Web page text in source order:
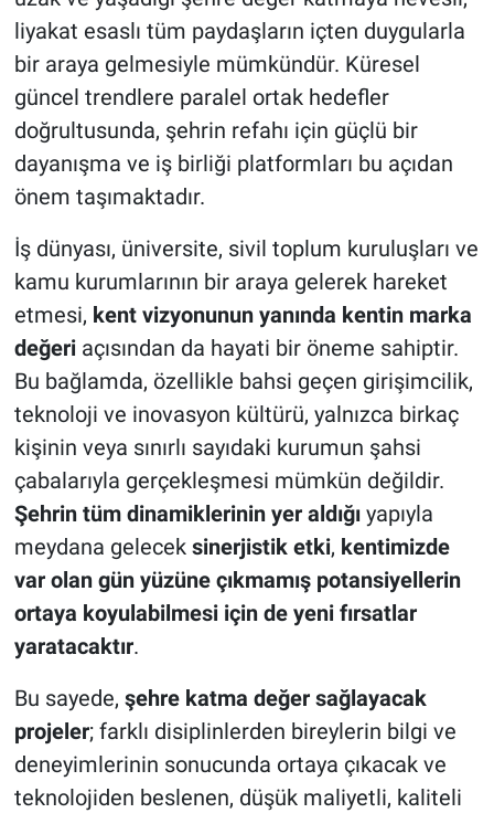
liyakat esaslı tüm paydaşların içten duygularla
bir araya gelmesiyle mümkündür. Küresel
güncel trendlere paralel ortak hedefler
doğrultusunda, şehrin refahı için güçlü bir
dayanışma ve iş birliği platformları bu açıdan
önem taşımaktadır.
İş dünyası, üniversite, sivil toplum kuruluşları ve
kamu kurumlarının bir araya gelerek hareket
etmesi, kent vizyonunun yanında kentin marka
değeriaçısından da hayati bir öneme sahiptir.
Bu bağlamda, özellikle bahsi geçen girişimcilik,
teknoloji ve inovasyon kültürü, yalnızca birkaç
kişinin veya sınırlı sayıdaki kurumun şahsi
çabalarıyla gerçekleşmesi mümkün değildir.
Şehrin tüm dinamiklerinin yer aldığıyapıyla
meydana gelecek sinerjistik etki, kentimizde
var olan gün yüzüne çıkmamış potansiyellerin
ortaya koyulabilmesi için de yeni fırsatlar
yaratacaktır.
Bu sayede, şehre katma değer sağlayacak
projeler; farklı disiplinlerden bireylerin bilgi ve
deneyimlerinin sonucunda ortaya çıkacak ve
teknolojiden beslenen, düşük maliyetli, kaliteli